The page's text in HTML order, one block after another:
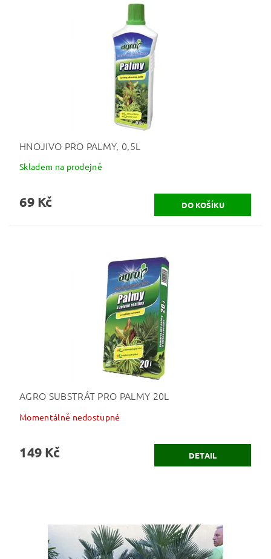
HNOJIVO PRO PALMY, 0,5L
Skladem na prodejně
69 Kč
AGRO SUBSTRÁT PRO PALMY 20L
Momentálně nedostupné
149 Kč DETAIL